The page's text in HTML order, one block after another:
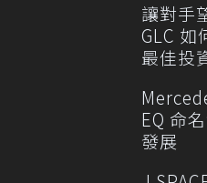
讓對手
GLC 如
最佳投
EQ 命
發展